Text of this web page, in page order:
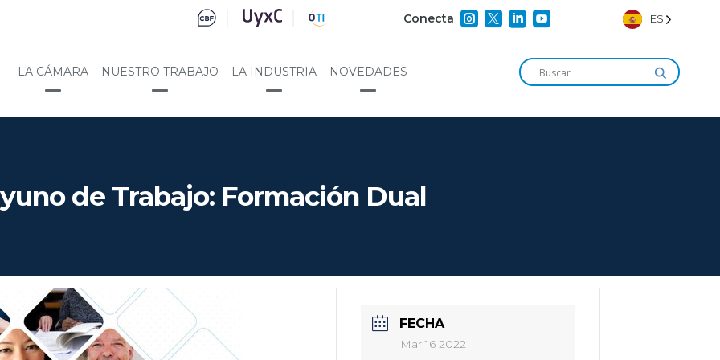
Conecta     ES
LA CÁMARA NUESTRO TRABAJO LA INDUSTRIA NOVEDADES
de Trabajo: Formación Dual
FECHA
Mar 16 2022